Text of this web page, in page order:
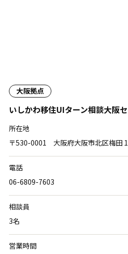
大阪拠点
いしかわ移住UIターン相談大阪
所在地
〒530-0001 大阪府大阪市北区梅田
電話
06-6809-7603
相談員
3名
営業時間